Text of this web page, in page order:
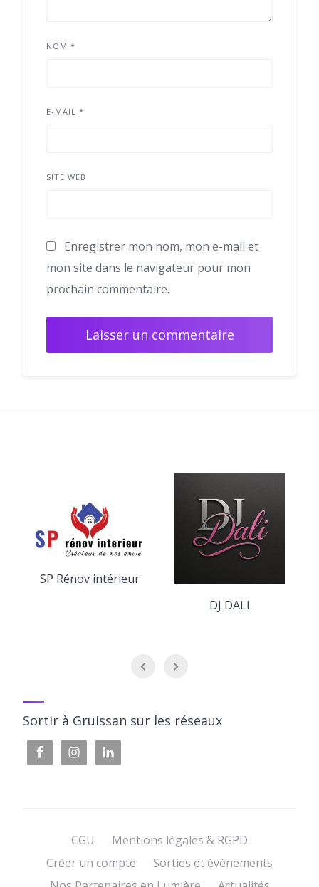
NOM *
E-MAIL *
SITE WEB
Enregistrer mon nom, mon e-mail et
mon site dans le navigateur pour mon
prochain commentaire.
SP Rénov intérieur
DJ DALI
Sortir à Gruissan sur les réseaux
CGU
Mentions légales & RGPD
Créer un compte
Sorties et évènements